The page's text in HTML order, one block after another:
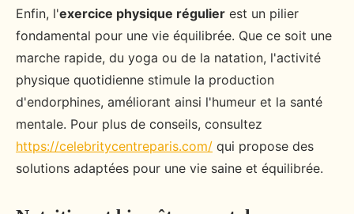
Enfin, l'exercice physique régulier est un pilier
fondamental pour une vie équilibrée. Que ce soit une
marche rapide, du yoga ou de la natation, l'activité
physique quotidienne stimule la production
d'endorphines, améliorant ainsi l'humeur et la santé
mentale. Pour plus de conseils, consultez
https://celebritycentreparis.com/ qui propose des
solutions adaptées pour une vie saine et équilibrée.